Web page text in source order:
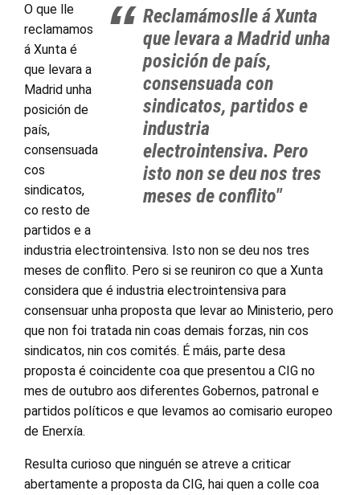
Reclamámoslle á Xunta
que levara a Madrid unha
posición de país,
consensuada con
sindicatos, partidos e
industria
electrointensiva. Pero
isto non se deu nos tres
meses de conflito"
O que lle
reclamamos
á Xunta é
que levara a
Madrid unha
posición de
país,
consensuada
cos
sindicatos,
co resto de
partidos e a
industria electrointensiva. Isto non se deu nos tres
meses de conflito. Pero si se reuniron co que a Xunta
considera que é industria electrointensiva para
consensuar unha proposta que levar ao Ministerio, pero
que non foi tratada nin coas demais forzas, nin cos
sindicatos, nin cos comités. É máis, parte desa
proposta é coincidente coa que presentou a CIG no
mes de outubro aos diferentes Gobernos, patronal e
partidos políticos e que levamos ao comisario europeo
de Enerxía.
Resulta curioso que ninguén se atreve a criticar
abertamente a proposta da CIG, hai quen a colle coa